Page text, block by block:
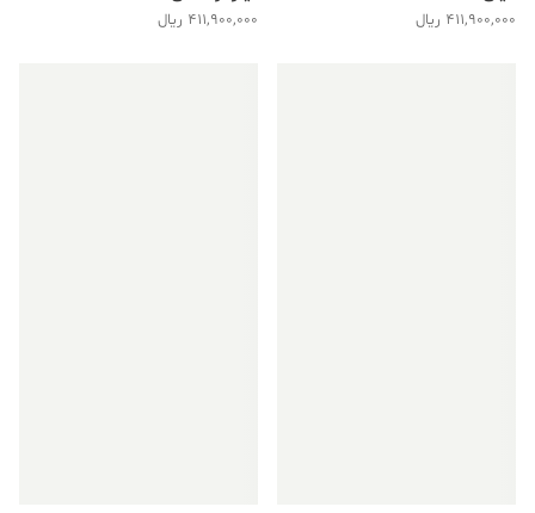
411,900,000 ریال 411,900,000 ریال